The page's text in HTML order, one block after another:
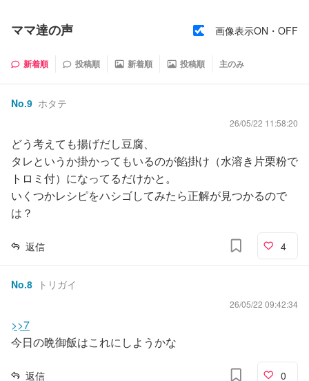
ママ達の声 画像表示ON・OFF
新着順 投稿順 新着順 投稿順 主のみ
No.9 ホタテ
26/05/22 11:58:20
どう考えても揚げだし豆腐、
タレというか掛かってもいるのが餡掛け（水溶き片栗粉で
トロミ付）になってるだけかと。
いくつかレシピをハシゴしてみたら正解が見つかるので
は？
返信 4
No.8 トリガイ
26/05/22 09:42:34
>>7
今日の晩御飯はこれにしようかな
返信 0